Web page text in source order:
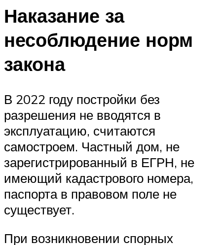
Наказание за
несоблюдение норм
закона
В 2022 году постройки без
разрешения не вводятся в
эксплуатацию, считаются
самостроем. Частный дом, не
зарегистрированный в ЕГРН, не
имеющий кадастрового номера,
паспорта в правовом поле не
существует.
При возникновении спорных